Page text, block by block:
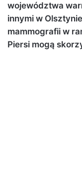
województwa
innymi w
mammografii w
Piersi mogą